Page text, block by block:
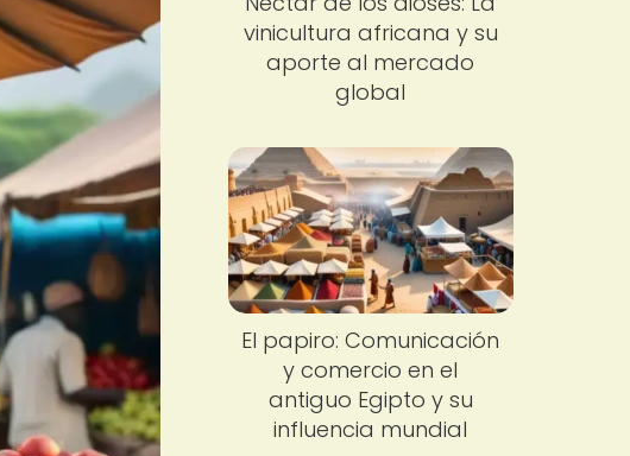
vinicultura africana y su
aporte al mercado
global
El papiro: Comunicación
y comercio en el
antiguo Egipto y su
influencia mundial